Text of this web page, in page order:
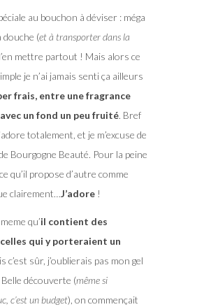
au bouchon à déviser : méga
douche (et à transporter dans la
mettre partout ! Mais alors ce
je n’ai jamais senti ça ailleurs
frais, entre une fragrance
un fond un peu fruité. Bref
totalement, et je m’excuse de
Bourgogne Beauté. Pour la peine
qu’il propose d’autre comme
clairement…J’adore!
qu’il contient des
qui y porteraient un
c’est sûr, j’oublierais pas mon gel
découverte (même si
c’est un budget), on commençait